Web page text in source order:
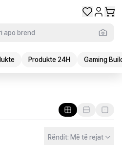
apo brend
Produkte 24H Gaming
Rëndit: Më të rejat